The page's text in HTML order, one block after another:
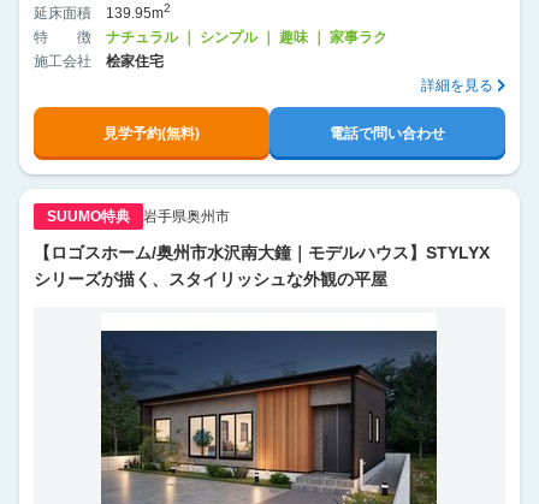
延床面積
139.95m2
特徴
ナチュラル ｜ シンプル ｜ 趣味 ｜ 家事ラク
施工会社
桧家住宅
詳細を見る
見学予約(無料) 電話で問い合わせ
SUUMO特典 岩手県奥州市
【ロゴスホーム/奥州市水沢南大鐘｜モデルハウス】STYLYX
シリーズが描く、スタイリッシュな外観の平屋